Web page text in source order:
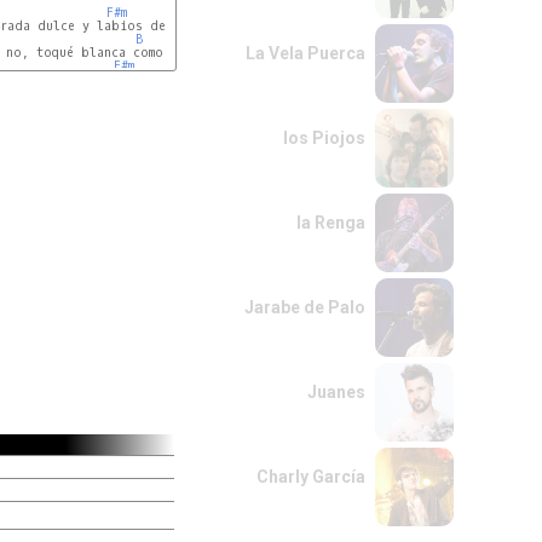
F#m
dulce y labios de cristal
B
toqué blanca como su intención.
F#m
La Vela Puerca
los Piojos
la Renga
Jarabe de Palo
Juanes
Charly García